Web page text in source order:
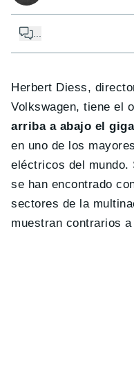
Herbert Diess,
Volkswagen, tiene el
arriba a abajo el
en uno de los
eléctricos del mundo.
se han encontrado
sectores de la
muestran contrarios